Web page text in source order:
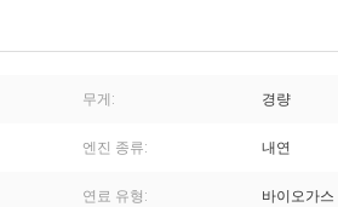
무게: 경량
엔진 종류: 내연
연료 유형: 바이오가스